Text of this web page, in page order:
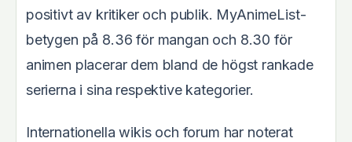
positivt av kritiker och publik. MyAnimeList-
betygen på 8.36 för mangan och 8.30 för
animen placerar dem bland de högst rankade
serierna i sina respektive kategorier.
Internationella wikis och forum har noterat